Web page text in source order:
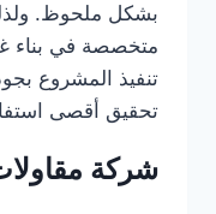
بشكل ملحوظ.
متخصصة في بناء
تنفيذ المشروع
تحقيق أقصى
شركة